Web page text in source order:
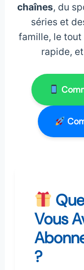
chaînes, du
séries et
famille, le tout
rapide,
Vous
?